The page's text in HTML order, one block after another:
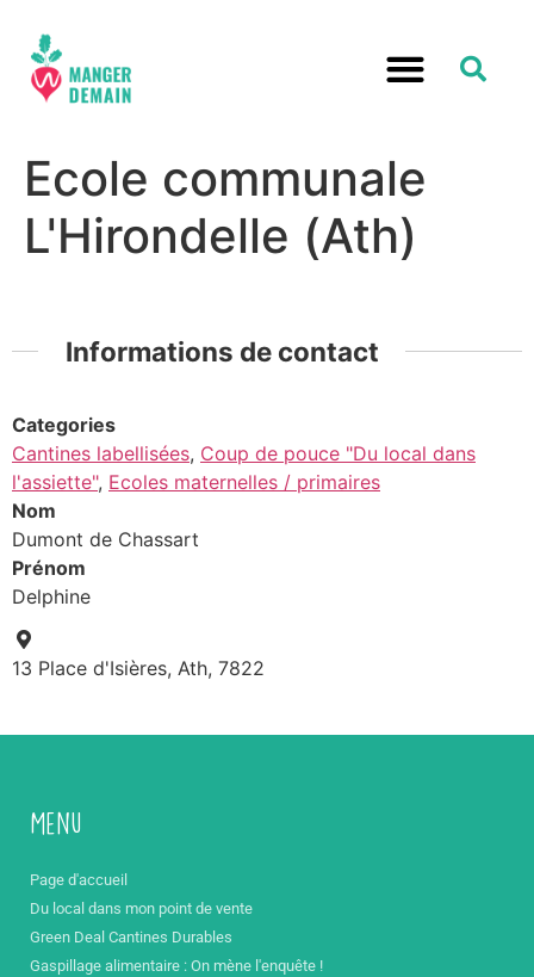
Ecole communale
L'Hirondelle (Ath)
Informations de contact
Categories
Cantines labellisées, Coup de pouce "Du local dans
l'assiette", Ecoles maternelles / primaires
Nom
Dumont de Chassart
Prénom
Delphine
13 Place d'Isières, Ath, 7822
Menu
Page d'accueil
Du local dans mon point de vente
Green Deal Cantines Durables
Gaspillage alimentaire : On mène l'enquête !